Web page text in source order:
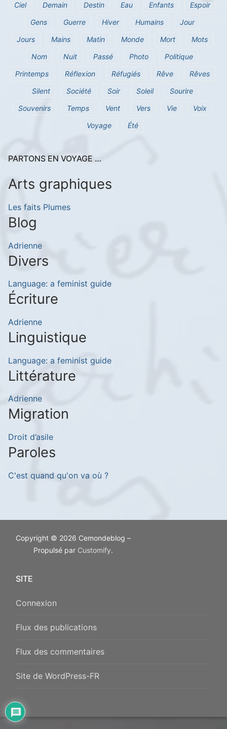
Ciel
Demain Destin Eau Enfants
Espoir
Gens
Guerre Hiver Humains
Jour
Jours
Mains Matin Monde Mort
Mots
Nom
Nuit Passé Photo
Politique
Printemps
Réflexion Réfugiés Rêve
Rêves
Silent
Société Soir Soleil
Sourire
Souvenirs
Temps Vent Vers Vie
Voix
Voyage
Été
PARTONS EN VOYAGE …
Arts graphiques
Les faits Plumes
Blog
Adrienne
Divers
Language: a feminist guide
Écriture
Adrienne
Linguistique
Language: a feminist guide
Littérature
Adrienne
Migration
Droit d’asile
Paroles
C'est quand qu'on va où ?
Copyright © 2026 Cemondeblog –
Propulsé par Customify.
SITE
Connexion
Flux des publications
Flux des commentaires
Site de WordPress-FR